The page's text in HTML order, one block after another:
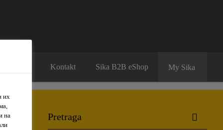
Kontakt Sika B2B eShop My Sika
их
на